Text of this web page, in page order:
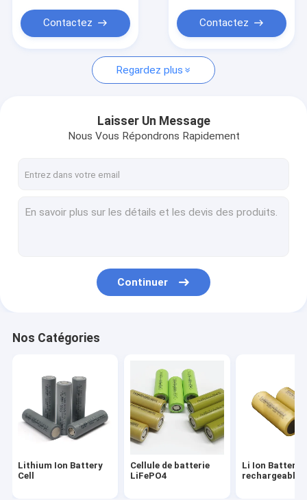
Cas
Lithium Ion Battery Cell
Li Ion Battery rechargeable
Batterie solaire rechargeable
batterie 2200mah 18650
batterie 26650 4000mah
26650 batterie 5000mah
Batterie de LMFP
Paquet de puissance de batterie
Contactez Contactez
Regardez plus
Laisser Un Message
Nous Vous Répondrons Rapidement
Continuer
Nos Catégories
Lithium Ion Battery
Cell
Cellule de batterie
LiFePO4
Li Ion Battery
rechargeable